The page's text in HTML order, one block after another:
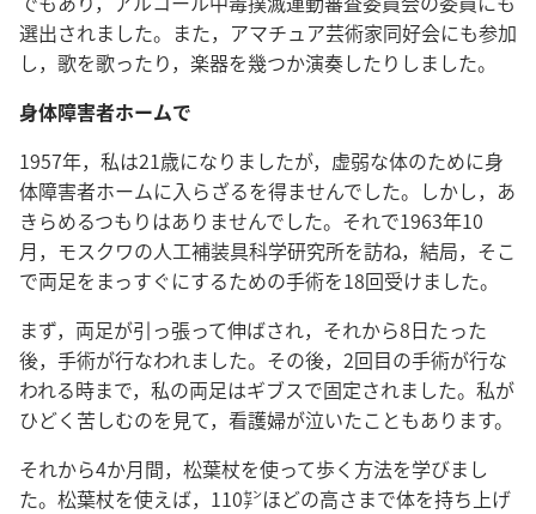
選出されました。また，アマチュア芸術家同好会にも参加
し，歌を歌ったり，楽器を幾つか演奏したりしました。
身体障害者ホームで
1957年，私は21歳になりましたが，虚弱な体のために身
体障害者ホームに入らざるを得ませんでした。しかし，あ
きらめるつもりはありませんでした。それで1963年10
月，モスクワの人工補装具科学研究所を訪ね，結局，そこ
で両足をまっすぐにするための手術を18回受けました。
まず，両足が引っ張って伸ばされ，それから8日たった
後，手術が行なわれました。その後，2回目の手術が行な
われる時まで，私の両足はギブスで固定されました。私が
ひどく苦しむのを見て，看護婦が泣いたこともあります。
それから4か月間，松葉杖を使って歩く方法を学びまし
た。松葉杖を使えば，110㌢ほどの高さまで体を持ち上げ